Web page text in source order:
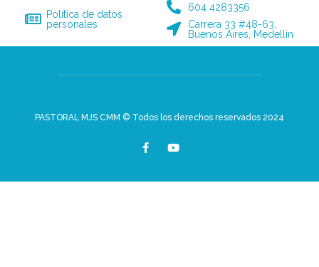
Política de datos
personales
604 4283356
Carrera 33 #48-63,
Buenos Aires, Medellín
PASTORAL MJS CMM © Todos los derechos reservados 2024